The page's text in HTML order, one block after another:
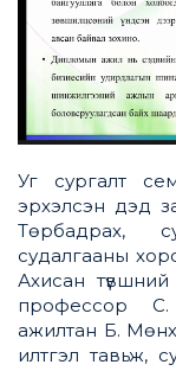
Уг сургалт
эрхэлсэн дэд
Төрбадрах,
судалгааны
Ахисан
профессор
ажилтан Б.
илтгэл тавьж,